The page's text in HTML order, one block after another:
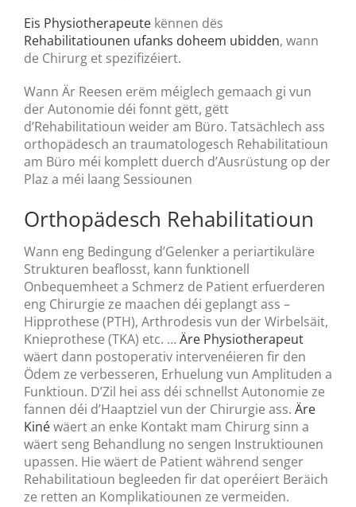
Eis Physiotherapeute kënnen dës
Rehabilitatiounen ufanks doheem ubidden, wann
de Chirurg et spezifizéiert.
Wann Är Reesen erëm méiglech gemaach gi vun
der Autonomie déi fonnt gëtt, gëtt
d’Rehabilitatioun weider am Büro. Tatsächlech ass
orthopädesch an traumatologesch Rehabilitatioun
am Büro méi komplett duerch d’Ausrüstung op der
Plaz a méi laang Sessiounen
Orthopädesch Rehabilitatioun
Wann eng Bedingung d’Gelenker a periartikuläre
Strukturen beaflosst, kann funktionell
Onbequemheet a Schmerz de Patient erfuerderen
eng Chirurgie ze maachen déi geplangt ass –
Hipprothese (PTH), Arthrodesis vun der Wirbelsäit,
Knieprothese (TKA) etc. … Äre Physiotherapeut
wäert dann postoperativ intervenéieren fir den
Ödem ze verbesseren, Erhuelung vun Amplituden a
Funktioun. D’Zil hei ass déi schnellst Autonomie ze
fannen déi d’Haaptziel vun der Chirurgie ass. Äre
Kinéwäert an enke Kontakt mam Chirurg sinn a
wäert seng Behandlung no sengen Instruktiounen
upassen. Hie wäert de Patient während senger
Rehabilitatioun begleeden fir dat operéiert Beräich
ze retten an Komplikatiounen ze vermeiden.